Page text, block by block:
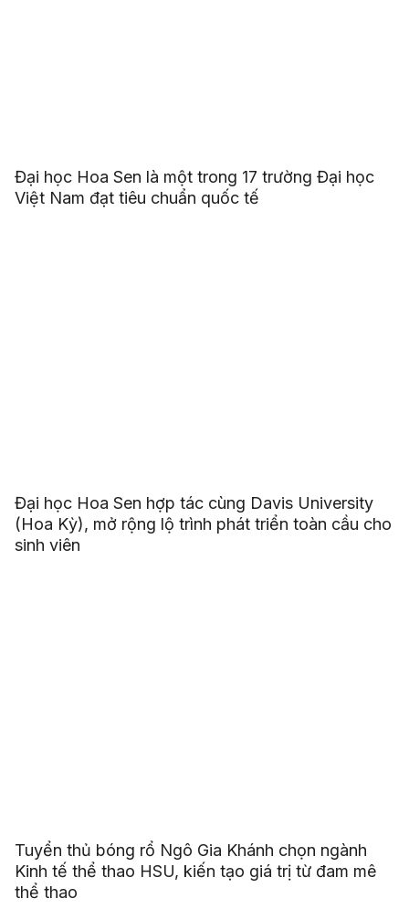
Đại học Hoa Sen là một trong 17 trường Đại học
Việt Nam đạt tiêu chuẩn quốc tế
Đại học Hoa Sen hợp tác cùng Davis University
(Hoa Kỳ), mở rộng lộ trình phát triển toàn cầu cho
sinh viên
Tuyển thủ bóng rổ Ngô Gia Khánh chọn ngành
Kinh tế thể thao HSU, kiến tạo giá trị từ đam mê
thể thao